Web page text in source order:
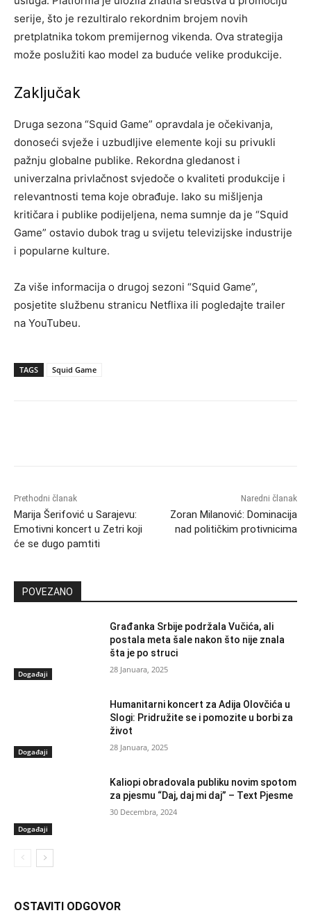
serije, što je rezultiralo rekordnim brojem novih
pretplatnika tokom premijernog vikenda. Ova strategija
može poslužiti kao model za buduće velike produkcije.
Zaključak
Druga sezona “Squid Game” opravdala je očekivanja,
donoseći svježe i uzbudljive elemente koji su privukli
pažnju globalne publike. Rekordna gledanost i
univerzalna privlačnost svjedoče o kvaliteti produkcije i
relevantnosti tema koje obrađuje. Iako su mišljenja
kritičara i publike podijeljena, nema sumnje da je “Squid
Game” ostavio dubok trag u svijetu televizijske industrije
i popularne kulture.
Za više informacija o drugoj sezoni “Squid Game”,
posjetite službenu stranicu Netflixa ili pogledajte trailer
na YouTubeu.
TAGS Squid Game
Prethodni članak
Marija Šerifović u Sarajevu:
Emotivni koncert u Zetri koji
će se dugo pamtiti
Naredni članak
Zoran Milanović: Dominacija
nad političkim protivnicima
POVEZANO
Događaji
Građanka Srbije podržala Vučića, ali
postala meta šale nakon što nije znala
šta je po struci
28 Januara, 2025
Događaji
Humanitarni koncert za Adija Olovčića u
Slogi: Pridružite se i pomozite u borbi za
život
28 Januara, 2025
Događaji
Kaliopi obradovala publiku novim spotom
za pjesmu “Daj, daj mi daj” – Text Pjesme
30 Decembra, 2024
OSTAVITI ODGOVOR